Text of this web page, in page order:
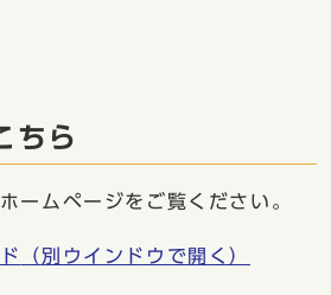
ちら
ームページをご覧ください。
（別ウインドウで開く）